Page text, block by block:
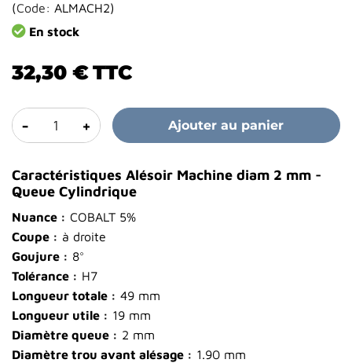
(Code: ALMACH2)
En stock
32,30 €TTC
- + Ajouter au panier
Caractéristiques Alésoir Machine diam 2 mm -
Queue Cylindrique
Nuance : COBALT 5%
Coupe : à droite
Goujure : 8°
Tolérance : H7
Longueur totale : 49 mm
Longueur utile : 19 mm
Diamètre queue : 2 mm
Diamètre trou avant alésage : 1.90 mm